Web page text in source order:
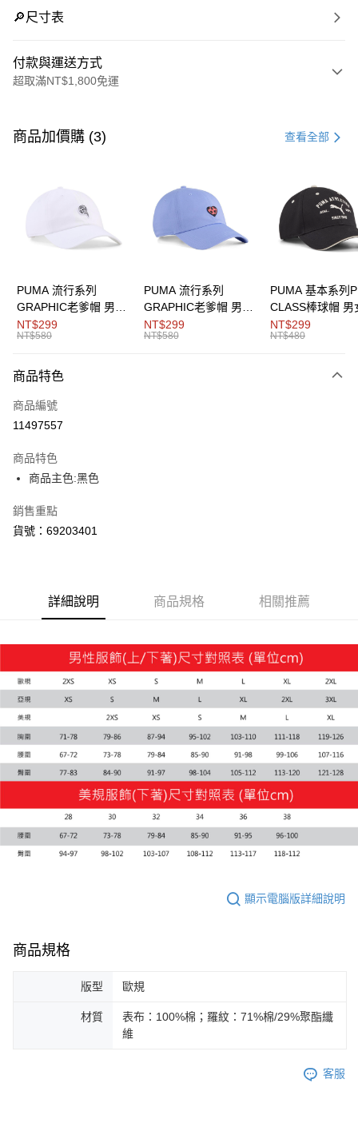
🔎尺寸表
付款與運送方式
超取滿NT$1,800免運
信用卡一次付款
Apple Pay
Google Pay
貨到付款
付款後全家取貨
每筆NT$100，滿NT$1,800(含以上)免運費
付款後7-11取貨
每筆NT$100，滿NT$1,800(含以上)免運費
宅配(離島恕不配送)
宅配貨到付款(離島恕不配送)
商品加價購 (3) 查看全部
PUMA 流行系列
GRAPHIC老爹帽 男女
共同
NT$299
NT$580
PUMA 流行系列
GRAPHIC老爹帽 男女
共同
NT$299
NT$580
PUMA 基本系列
CLASS棒球帽 男
同
NT$299
NT$480
商品特色
商品編號
11497557
商品特色
商品主色:黑色
銷售重點
貨號：69203401
詳細說明 商品規格 相關推薦
顯示電腦版詳細說明
商品規格
版型 歐規
材質
表布：100%棉；羅紋：71%棉/29%聚酯纖
維
客服